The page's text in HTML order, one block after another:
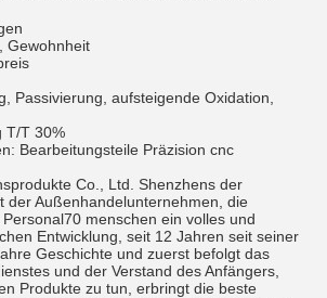
Gewohnheit
Passivierung, aufsteigende Oxidation,
T/T 30%
Bearbeitungsteile Präzision cnc
Co., Ltd. Shenzhens der
der Außenhandelunternehmen, die
menschen ein volles und
Entwicklung, seit 12 Jahren seit seiner
Geschichte und zuerst befolgt das
und der Verstand des Anfängers,
Produkte zu tun, erbringt die beste